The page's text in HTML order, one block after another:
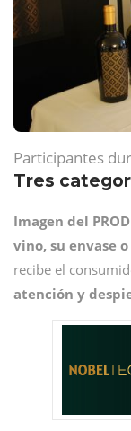
Participantes
Tres
Imagen del
vino, su envase
recibe el
atención y